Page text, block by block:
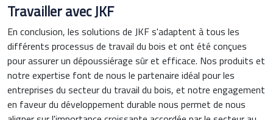
Travailler avec JKF
En conclusion, les solutions de JKF s'adaptent à tous les
différents processus de travail du bois et ont été conçues
pour assurer un dépoussiérage sûr et efficace. Nos produits et
notre expertise font de nous le partenaire idéal pour les
entreprises du secteur du travail du bois, et notre engagement
en faveur du développement durable nous permet de nous